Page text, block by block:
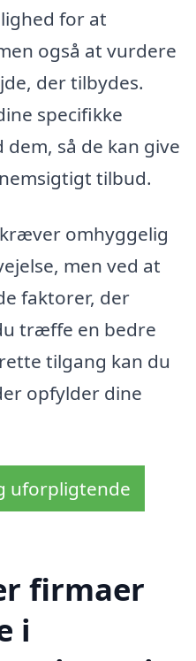
for at
også at vurdere
der tilbydes.
specifikke
så de kan give
tilbud.
omhyggelig
men ved at
faktorer, der
træffe en bedre
tilgang kan du
opfylder dine
uforpligtende
firmaer
i